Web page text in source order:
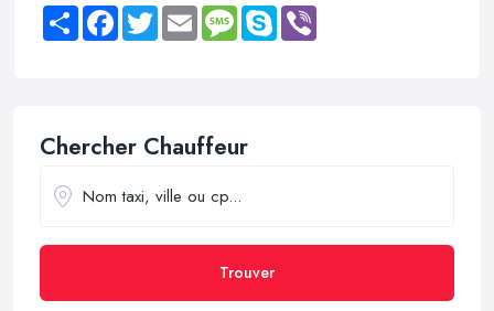
Share FacebookTwitter Email MessageSkype
Chercher Chauffeur
Trouver